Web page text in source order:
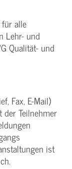
alle
Lehr- und
Qualität- und
Fax, E-Mail)
Teilnehmer
ist